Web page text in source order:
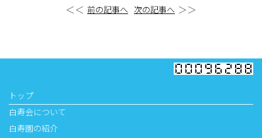
＜＜ 前の記事へ 次の記事へ ＞＞
トップ
白寿会について
白寿園の紹介